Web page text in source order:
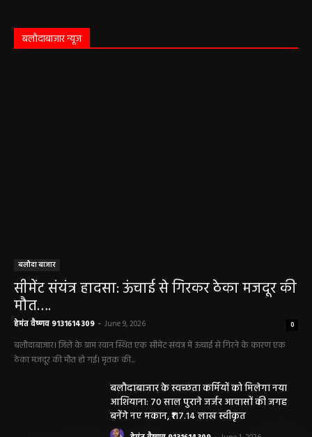
बलौदाबाज़ार न्यूज़
सीमेंट संयंत्र हादसा: ऊंचाई से गिरकर ठेका मजदूर की
मौत….
हेमंत वैष्णव 9131614309
बलौदाबाजार। जिले के ग्राम रवान स्थित एक सीमेंट संयंत्र में ऊंचाई से गिरने के कारण एक
ठेका मजदूर की मौत हो गई। मृतक की...
आशियाना: 70 साल पुराने जर्जर आवासों की जगह
बनेंगे नए मकान, ₹117.14 लाख स्वीकृत
हेमंत वैष्णव 9131614309 - June 1, 2026